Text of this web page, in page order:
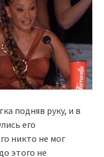
подняв руку, и в
его
никто не мог
этого не